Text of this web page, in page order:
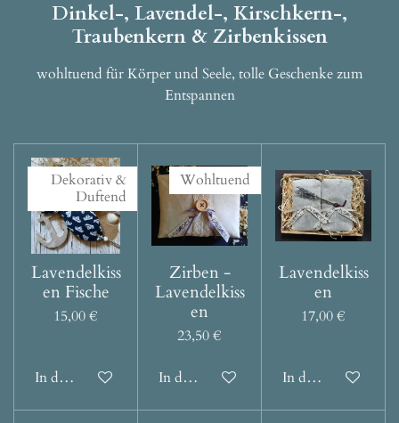
Dinkel-, Lavendel-, Kirschkern-,
Traubenkern & Zirbenkissen
wohltuend für Körper und Seele, tolle Geschenke zum
Entspannen
Dekorativ &
Duftend
Lavendelkiss
en Fische
15,00 €
In den Warenkorb
Wohltuend
Zirben -
Lavendelkiss
en
23,50 €
In den Warenkorb
Lavendelkiss
en
17,00 €
In den Warenkorb